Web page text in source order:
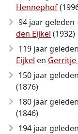
Hennephof
94 jaar geleden
den Eijkel (1932)
119 jaar
Eijkel en
150 jaar
(1876)
180 jaar
(1846)
194 jaar